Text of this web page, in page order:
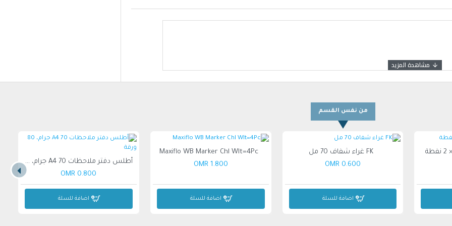
من نفس القسم
FK غراء شفاف 70 مل
0.600 OMR
اضافة للسلة
Maxiflo WB Marker Chl Wlt=4Pc
1.800 OMR
اضافة للسلة
أطلس دفتر ملاحظات A4 70 جرام، 80 ورقة
0.800 OMR
اضافة للسلة